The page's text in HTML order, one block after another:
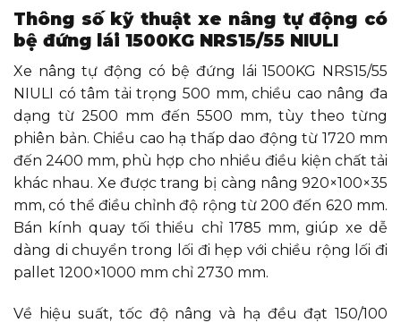
Tốc độ hạ (có
tải/không tải)
mm/s 150/100
Tốc độ di
chuyển (có
Km/h 6/9
Độ dốc tối đa
(có tải/không
tải)
% 6/9
Trọng lượng xe
(không gồm
pin)
Kg 1880 1940 2000
Trọng lượng ắc
quy (±5%)
Kg 240
khiển điện
Control
Thông số kỹ thuật xe nâng tự động có
bệ đứng lái 1500KG NRS15/55 NIULI
Xe nâng tự động có bệ đứng lái 1500KG NRS15/55
NIULI có tâm tải trọng 500 mm, chiều cao nâng đa
dạng từ 2500 mm đến 5500 mm, tùy theo từng
phiên bản. Chiều cao hạ thấp dao động từ 1720 mm
đến 2400 mm, phù hợp cho nhiều điều kiện chất tải
khác nhau. Xe được trang bị càng nâng 920×100×35
mm, có thể điều chỉnh độ rộng từ 200 đến 620 mm.
Bán kính quay tối thiểu chỉ 1785 mm, giúp xe dễ
dàng di chuyển trong lối đi hẹp với chiều rộng lối đi
pallet 1200×1000 mm chỉ 2730 mm.
Về hiệu suất, tốc độ nâng và hạ đều đạt 150/100